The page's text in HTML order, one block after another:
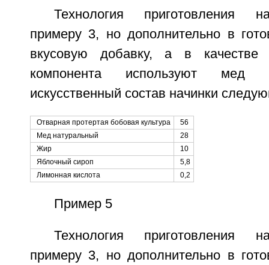
Технология приготовления
примеру 3, но дополнительно в
вкусовую добавку, а в качестве
компонента используют мед
искусственный состав начинки
Отварная протертая бобовая культура
56
Мед натуральный
28
Жир
10
Яблочный сироп
5,8
Лимонная кислота
0,2
Пример 5
Технология приготовления
примеру 3, но дополнительно в